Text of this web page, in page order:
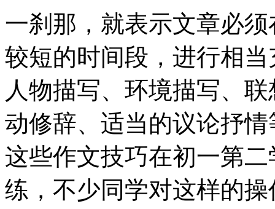
一刹那，就表示文章必
较短的时间段，进行相
人物描写、环境描写、
动修辞、适当的议论抒
这些作文技巧在初一第
练，不少同学对这样的